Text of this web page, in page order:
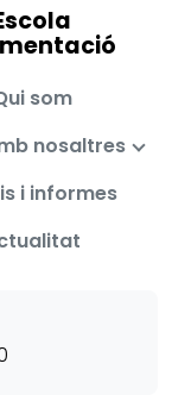
som
nosaltres
i informes